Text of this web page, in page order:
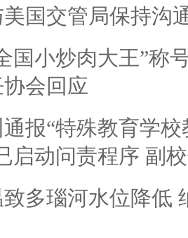
美国交管局保持沟
国小炒肉大王”称
会回应
报“特殊教育学
启动问责程序 副
多瑙河水位降低